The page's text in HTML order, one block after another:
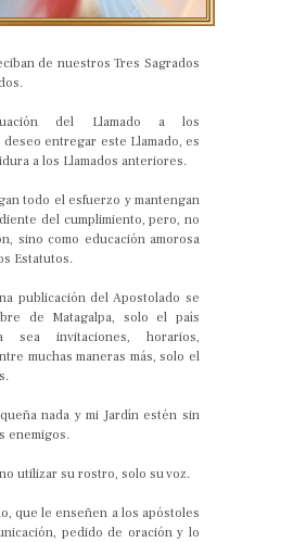
de nuestros Tres Sagrados
del Llamado a los
entregar este Llamado, es
a los Llamados anteriores.
todo el esfuerzo y mantengan
del cumplimiento, pero, no
sino como educación amorosa
Estatutos.
publicación del Apostolado se
de Matagalpa, solo el país
sea invitaciones, horarios,
muchas maneras más, solo el
nada y mi Jardín estén sin
enemigos.
utilizar su rostro, solo su voz.
que le enseñen a los apóstoles
pedido de oración y lo